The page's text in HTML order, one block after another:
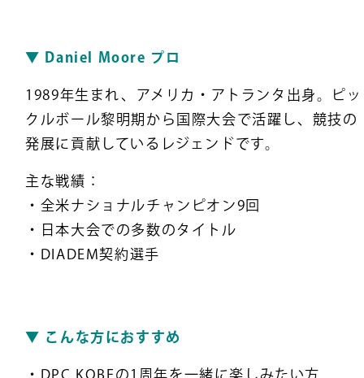
▼ Daniel Moore プロ
1989年生まれ、アメリカ・アトランタ出身。ピッ
クルボール黎明期から国際大会で活躍し、競技の
発展に貢献しているレジェンドです。
主な戦績：
・全米ナショナルチャンピオン9回
・日本大会での多数のタイトル
・DIADEM契約選手
▼ こんな方におすすめ
・DPC KOBEの1周年を一緒に楽しみたい方